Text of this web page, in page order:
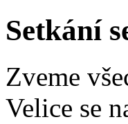
Setkání
Zveme
Velice se